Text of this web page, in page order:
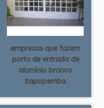
empresas que fazem
porta de entrada de
alumínio branco
Sapopemba